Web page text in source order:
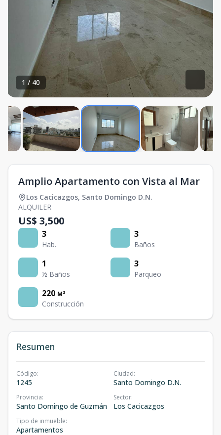
1 / 40
Amplio Apartamento con Vista al Mar
Los Cacicazgos, Santo Domingo D.N.
ALQUILER
US$ 3,500
3
Hab.
3
Baños
1
½ Baños
3
Parqueo
220 M²
Construcción
Resumen
Código:
1245
Ciudad:
Santo Domingo D.N.
Provincia:
Santo Domingo de Guzmán
Sector:
Los Cacicazgos
Tipo de inmueble:
Apartamentos